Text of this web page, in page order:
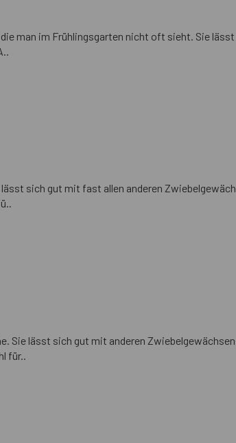
man im Frühlingsgarten nicht oft sieht. Sie
sich gut mit fast allen anderen
Sie lässt sich gut mit anderen
für..